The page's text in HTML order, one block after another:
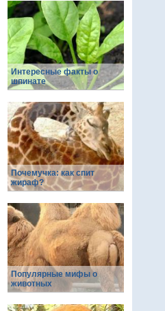
Интересные факты о
шпинате
Почемучка: как спит
жираф?
Популярные мифы о
животных